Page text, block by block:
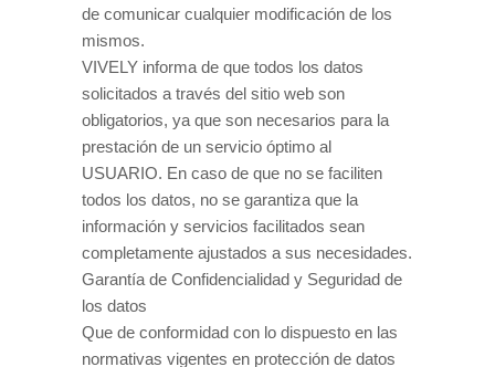
de comunicar cualquier modificación de los
mismos.
VIVELY informa de que todos los datos
solicitados a través del sitio web son
obligatorios, ya que son necesarios para la
prestación de un servicio óptimo al
USUARIO. En caso de que no se faciliten
todos los datos, no se garantiza que la
información y servicios facilitados sean
completamente ajustados a sus necesidades.
Garantía de Confidencialidad y Seguridad de
los datos
Que de conformidad con lo dispuesto en las
normativas vigentes en protección de datos